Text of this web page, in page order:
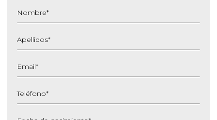
Nombre*
Apellidos*
Email*
Teléfono*